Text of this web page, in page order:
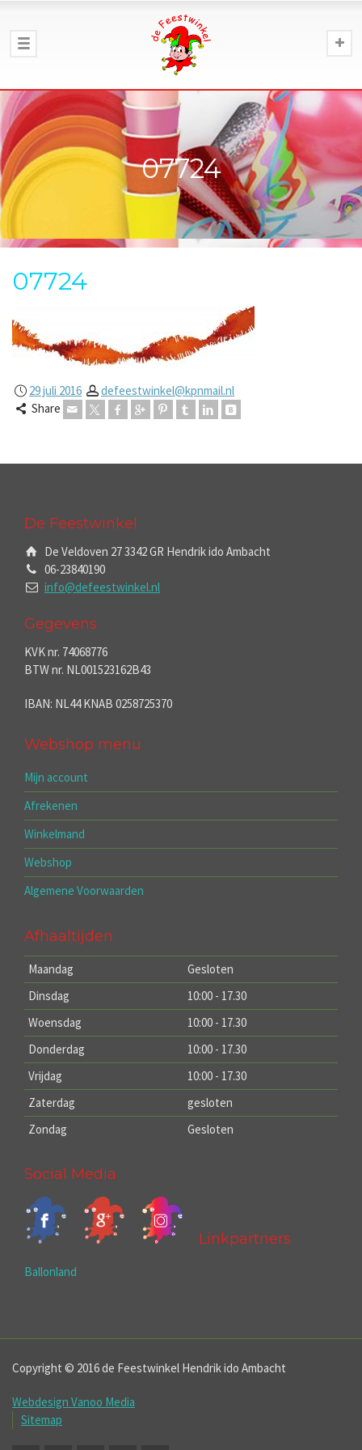
07724
07724
29 juli 2016
defeestwinkel@kpnmail.nl
Share
De Feestwinkel
De Veldoven 27 3342 GR Hendrik ido Ambacht
06-23840190
info@defeestwinkel.nl
Gegevens
KVK nr. 74068776
BTW nr. NL001523162B43
IBAN: NL44 KNAB 0258725370
Webshop menu
Mijn account
Afrekenen
Winkelmand
Webshop
Algemene Voorwaarden
Afhaaltijden
Maandag
Gesloten
Dinsdag
10:00 - 17.30
Woensdag
10:00 - 17.30
Donderdag
10:00 - 17.30
Vrijdag
10:00 - 17.30
Zaterdag
gesloten
Zondag
Gesloten
Social Media
Linkpartners
Ballonland
Copyright © 2016 de Feestwinkel Hendrik ido Ambacht
Webdesign Vanoo Media
Sitemap